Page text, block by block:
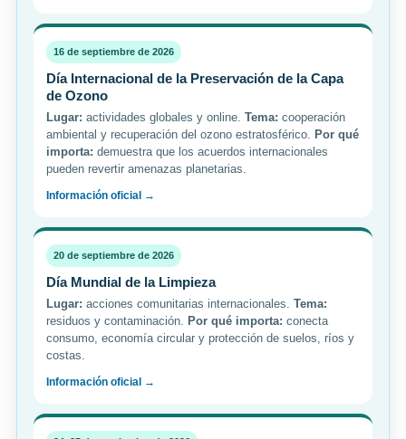
16 de septiembre de 2026
Día Internacional de la Preservación de la Capa
de Ozono
Lugar: actividades globales y online. Tema: cooperación
ambiental y recuperación del ozono estratosférico. Por qué
importa: demuestra que los acuerdos internacionales
pueden revertir amenazas planetarias.
Información oficial →
20 de septiembre de 2026
Día Mundial de la Limpieza
Lugar: acciones comunitarias internacionales. Tema:
residuos y contaminación. Por qué importa: conecta
consumo, economía circular y protección de suelos, ríos y
costas.
Información oficial →